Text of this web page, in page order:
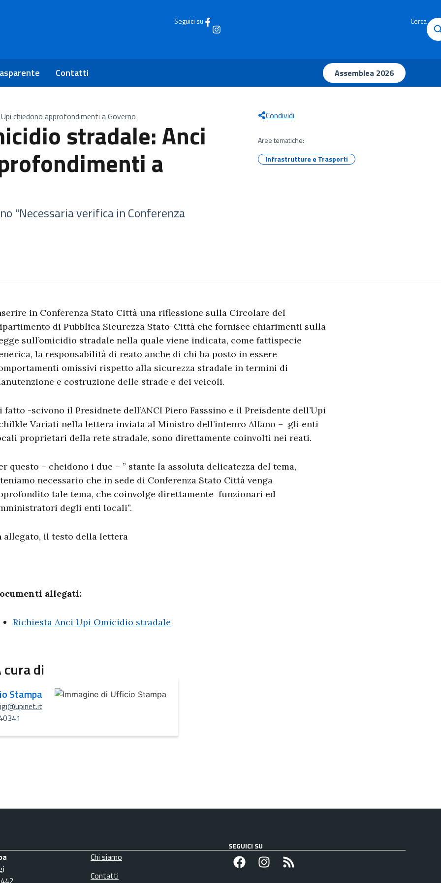
Seguici su Cerca
Contatti Assemblea 2026
chiedono approfondimenti a Governo
stradale: Anci
a
"Necessaria verifica in Conferenza
Condividi
Aree tematiche:
Infrastrutture e Trasporti
in Conferenza Stato Città una riflessione sulla Circolare del
di Pubblica Sicurezza Stato-Città che fornisce chiarimenti sulla
sull’omicidio stradale nella quale viene indicata, come fattispecie
la responsabilità di reato anche di chi ha posto in essere
omissivi rispetto alla sicurezza stradale in termini di
e costruzione delle strade e dei veicoli.
fatto -scivono il Presidnete dell’ANCI Piero Fasssino e il Preisdente dell’Upi
Variati nella lettera inviata al Ministro dell’intenro Alfano – gli enti
proprietari della rete stradale, sono direttamente coinvolti nei reati.
questo – cheidono i due – ” stante la assoluta delicatezza del tema,
necessario che in sede di Conferenza Stato Città venga
tale tema, che coinvolge direttamente funzionari ed
degli enti locali”.
allegato, il testo della lettera
allegati:
Richiesta Anci Upi Omicidio stradale
cura di
Stampa
Chi siamo
Contatti
SEGUICI SU